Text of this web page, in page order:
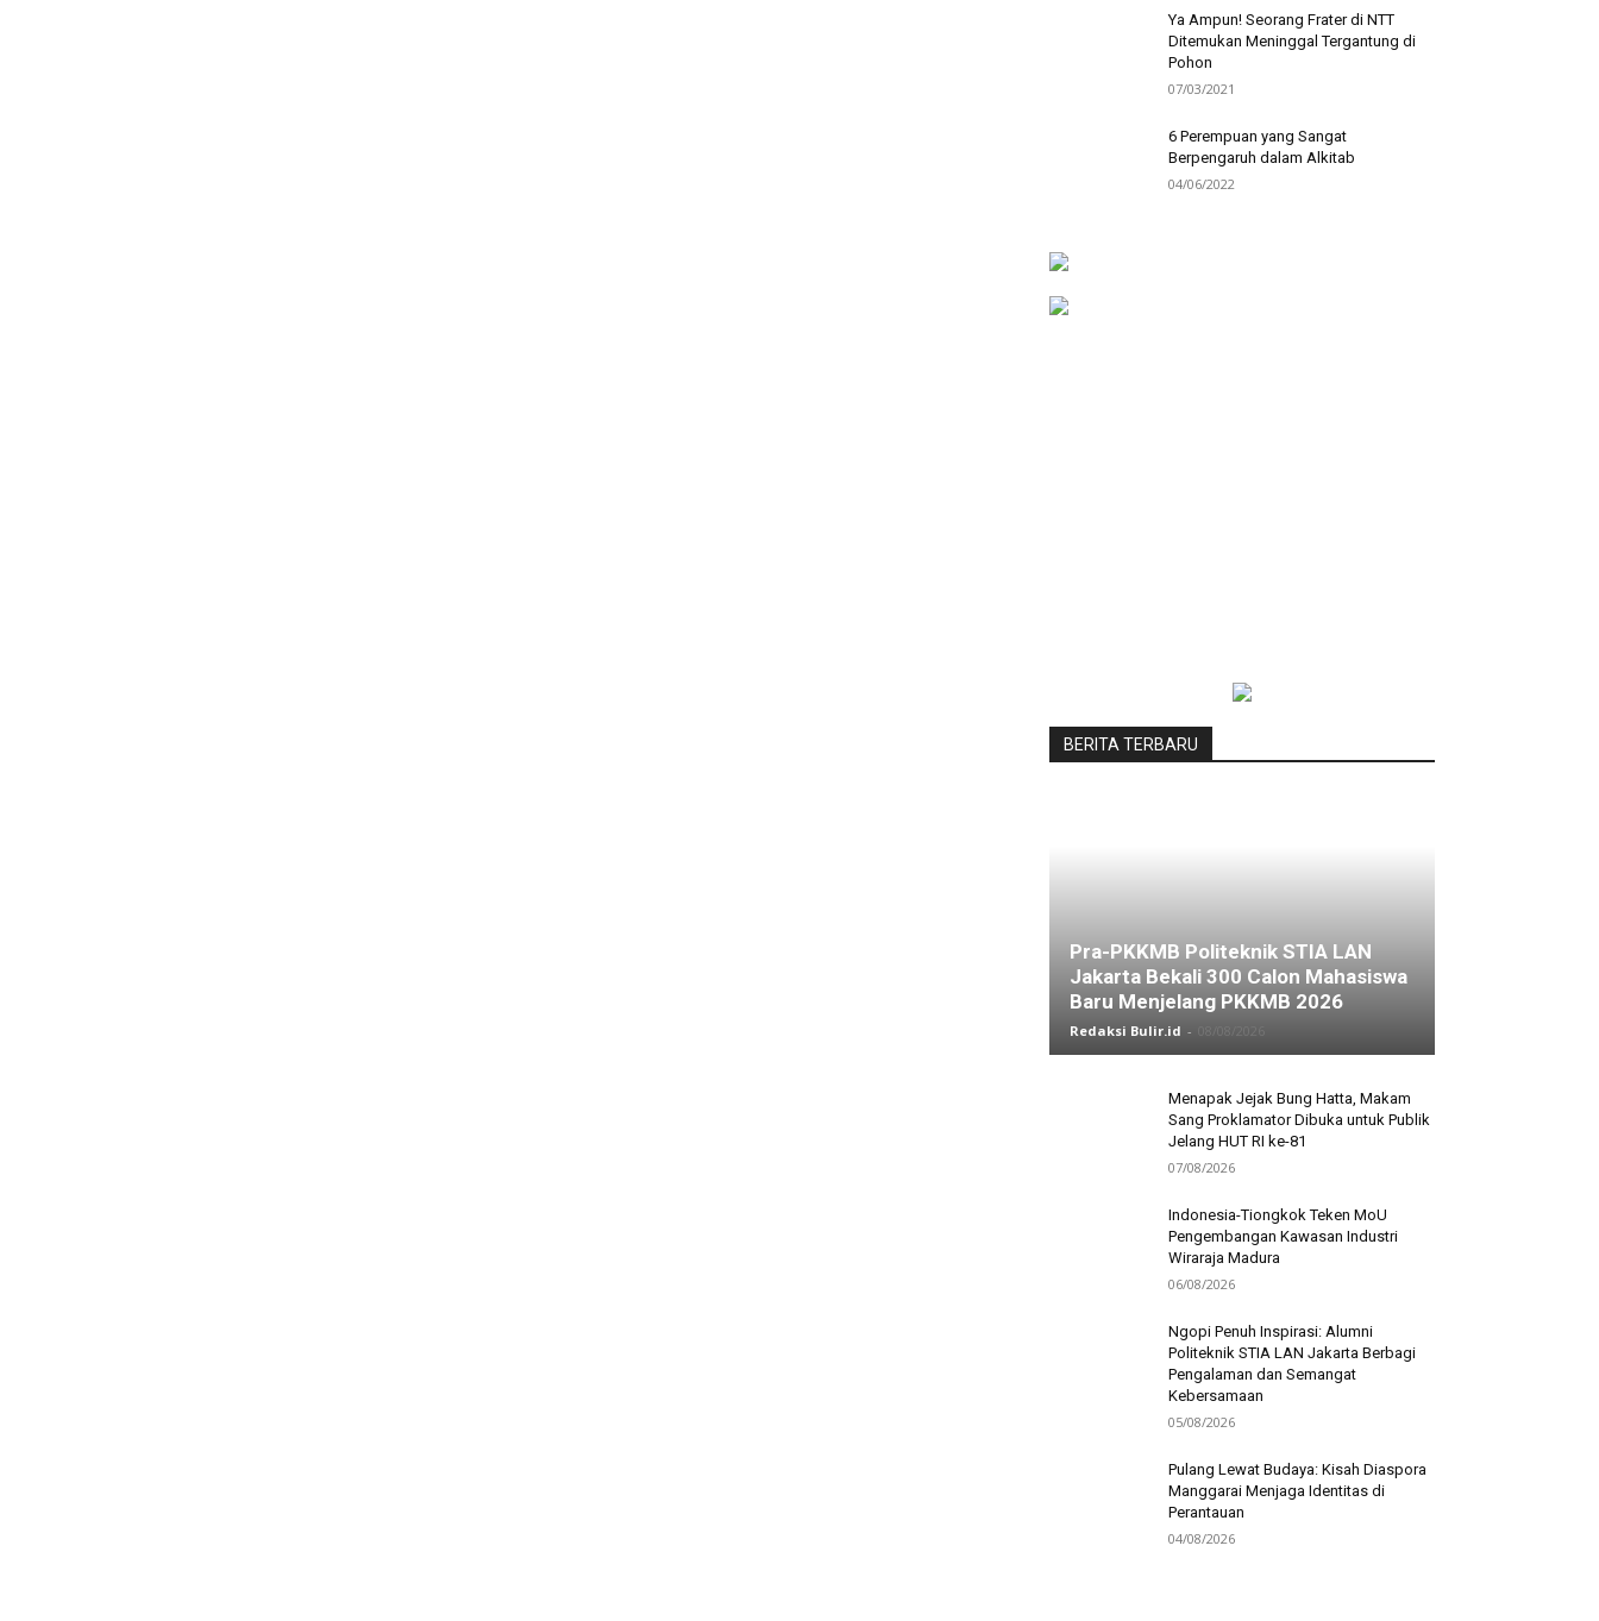
Ya Ampun! Seorang Frater di NTT
Ditemukan Meninggal Tergantung di
Pohon
07/03/2021
6 Perempuan yang Sangat
Berpengaruh dalam Alkitab
04/06/2022
BERITA TERBARU
Pra-PKKMB Politeknik STIA LAN
Jakarta Bekali 300 Calon Mahasiswa
Baru Menjelang PKKMB 2026
Redaksi Bulir.id -
Menapak Jejak Bung Hatta, Makam
Sang Proklamator Dibuka untuk Publik
Jelang HUT RI ke-81
07/08/2026
Indonesia-Tiongkok Teken MoU
Pengembangan Kawasan Industri
Wiraraja Madura
06/08/2026
Ngopi Penuh Inspirasi: Alumni
Politeknik STIA LAN Jakarta Berbagi
Pengalaman dan Semangat
Kebersamaan
05/08/2026
Pulang Lewat Budaya: Kisah Diaspora
Manggarai Menjaga Identitas di
Perantauan
04/08/2026